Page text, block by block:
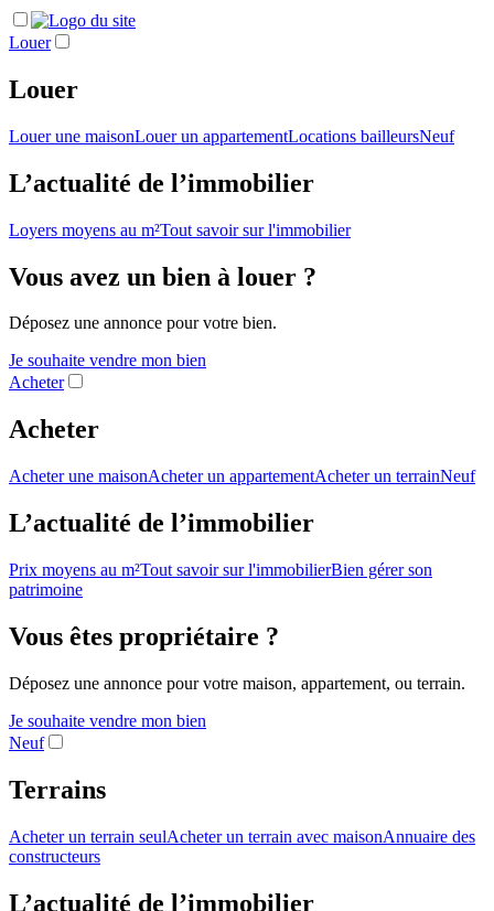
Louer
Louer
Louer une maisonLouer un appartementLocations bailleursNeuf
L’actualité de l’immobilier
Loyers moyens au m²Tout savoir sur l'immobilier
Vous avez un bien à louer ?
Déposez une annonce pour votre bien.
Je souhaite vendre mon bien
Acheter
Acheter
Acheter une maisonAcheter un appartementAcheter un terrainNeuf
L’actualité de l’immobilier
Prix moyens au m²Tout savoir sur l'immobilierBien gérer son
patrimoine
Vous êtes propriétaire ?
Déposez une annonce pour votre maison, appartement, ou terrain.
Je souhaite vendre mon bien
Neuf
Terrains
Acheter un terrain seulAcheter un terrain avec maisonAnnuaire des
constructeurs
L’actualité de l’immobilier